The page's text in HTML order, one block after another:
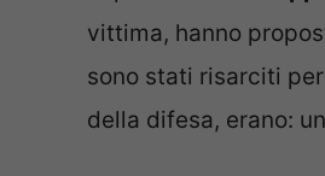
vittima, hanno
sono stati risarciti per
della difesa, erano: